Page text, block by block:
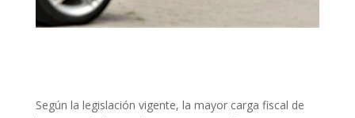
Según la legislación vigente, la mayor carga fiscal de